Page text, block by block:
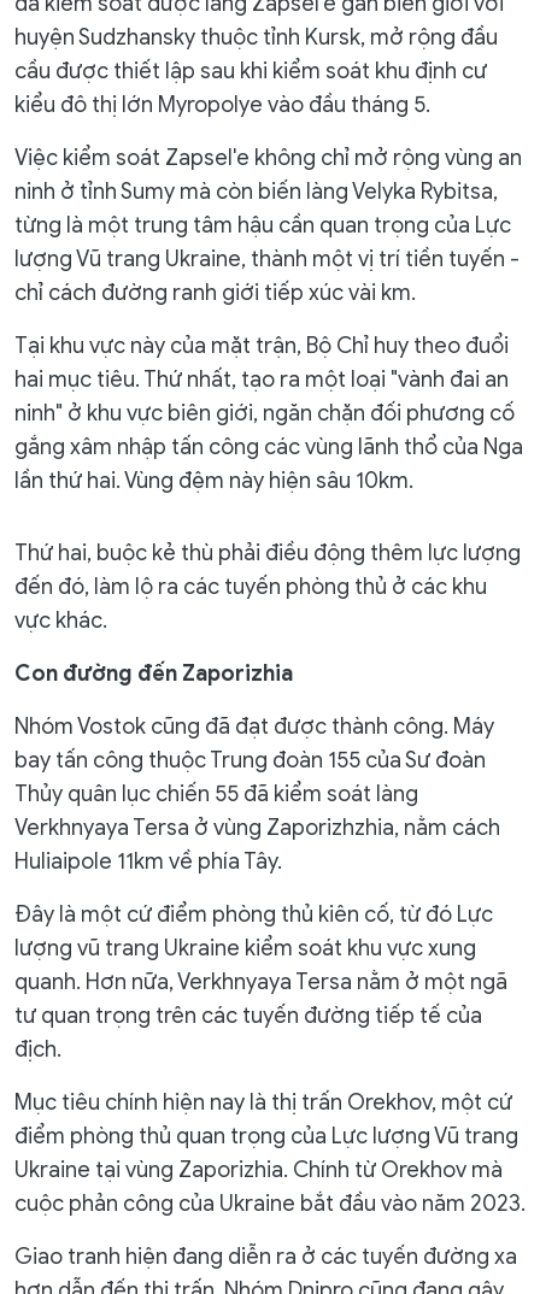
huyện Sudzhansky thuộc tỉnh Kursk, mở rộng đầu
cầu được thiết lập sau khi kiểm soát khu định cư
kiểu đô thị lớn Myropolye vào đầu tháng 5.
Việc kiểm soát Zapsel'e không chỉ mở rộng vùng an
ninh ở tỉnh Sumy mà còn biến làng Velyka Rybitsa,
từng là một trung tâm hậu cần quan trọng của Lực
lượng Vũ trang Ukraine, thành một vị trí tiền tuyến -
chỉ cách đường ranh giới tiếp xúc vài km.
Tại khu vực này của mặt trận, Bộ Chỉ huy theo đuổi
hai mục tiêu. Thứ nhất, tạo ra một loại "vành đai an
ninh" ở khu vực biên giới, ngăn chặn đối phương cố
gắng xâm nhập tấn công các vùng lãnh thổ của Nga
lần thứ hai. Vùng đệm này hiện sâu 10km.
Thứ hai, buộc kẻ thù phải điều động thêm lực lượng
đến đó, làm lộ ra các tuyến phòng thủ ở các khu
vực khác.
Con đường đến Zaporizhia
Nhóm Vostok cũng đã đạt được thành công. Máy
bay tấn công thuộc Trung đoàn 155 của Sư đoàn
Thủy quân lục chiến 55 đã kiểm soát làng
Verkhnyaya Tersa ở vùng Zaporizhzhia, nằm cách
Huliaipole 11km về phía Tây.
Đây là một cứ điểm phòng thủ kiên cố, từ đó Lực
lượng vũ trang Ukraine kiểm soát khu vực xung
quanh. Hơn nữa, Verkhnyaya Tersa nằm ở một ngã
tư quan trọng trên các tuyến đường tiếp tế của
địch.
Mục tiêu chính hiện nay là thị trấn Orekhov, một cứ
điểm phòng thủ quan trọng của Lực lượng Vũ trang
Ukraine tại vùng Zaporizhia. Chính từ Orekhov mà
cuộc phản công của Ukraine bắt đầu vào năm 2023.
Giao tranh hiện đang diễn ra ở các tuyến đường xa